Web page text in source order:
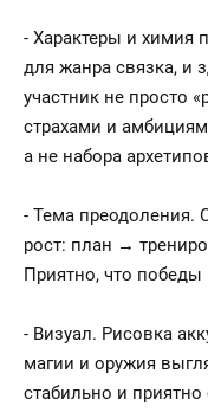
- Характеры и химия
для жанра связка, и
участник не просто
страхами и
а не набора
- Тема преодоления.
рост: план →
Приятно, что победы
- Визуал. Рисовка
магии и оружия
стабильно и приятно